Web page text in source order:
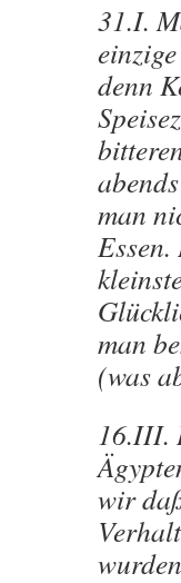
31.I.
denn
man
man
(was
16.III.
wir